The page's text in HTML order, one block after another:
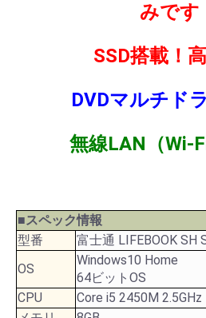
みです
SSD搭載！
DVDマルチド
無線LAN（Wi-
■スペック情報
型番
富士通 LIFEBOOK SH
OS
Windows10 Home
64ビットOS
CPU
Core i5 2450M 2.5GHz